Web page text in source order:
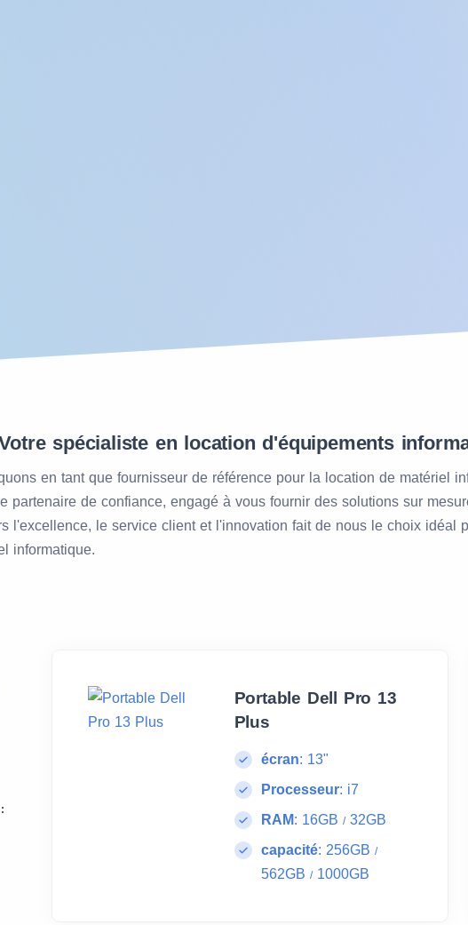
spécialiste en location d'équipements
en tant que fournisseur de référence pour la location de matériel
partenaire de confiance, engagé à vous fournir des solutions sur
l'excellence, le service client et l'innovation fait de nous le choix idéal
informatique.
Portable Dell Pro 13
Plus
écran: 13"
Processeur: i7
RAM: 16GB /32GB
capacité: 256GB /
562GB /1000GB
: